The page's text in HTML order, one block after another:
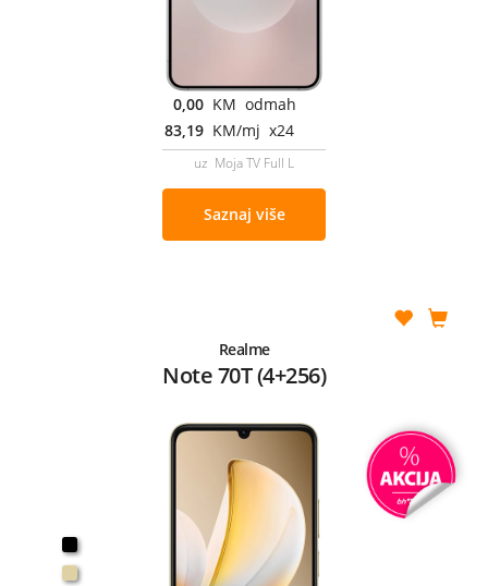
0,00 KM odmah
83,19 KM/mj x24
uz Moja TV Full L
Saznaj više
Realme
Note 70T (4+256)